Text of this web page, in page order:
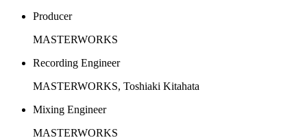
Producer
MASTERWORKS
Recording Engineer
MASTERWORKS, Toshiaki Kitahata
Mixing Engineer
MASTERWORKS